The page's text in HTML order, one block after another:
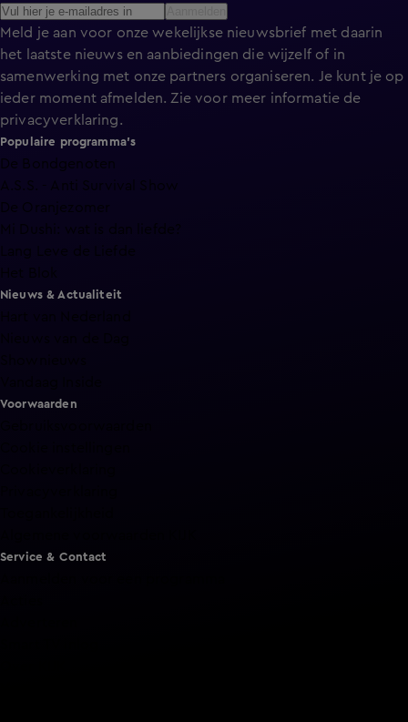
Meld je aan voor onze wekelijkse nieuwsbrief met daarin
het laatste nieuws en aanbiedingen die wijzelf of in
samenwerking met onze partners organiseren. Je kunt je op
ieder moment afmelden. Zie voor meer informatie de
privacyverklaring.
Populaire programma's
De Bondgenoten
A.S.S. - Anti Survival Show
De Oranjezomer
Mi Dushi: wat is dan liefde?
Nieuws & Actualiteit
Voorwaarden
Service & Contact